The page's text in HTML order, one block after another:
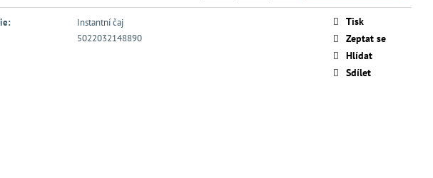
:
Instantní čaj
5022032148890
Tisk
Zeptat se
Hlídat
Sdílet